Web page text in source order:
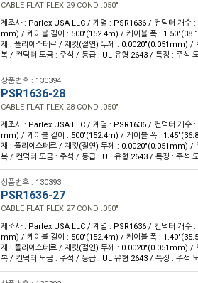
CABLE FLAT FLEX 29 COND .050"
제조사 : Parlex USA LLC / 계열 : PSR1636 / 컨덕터 개수
mm) / 케이블 길이 : 500'(152.4m) / 케이블 폭 :
재 : 폴리에스테르 / 재킷(절연) 두께 : 0.0020"(0.051mm) /
복 / 컨덕터 도금 : 주석 / 등급 : UL 유형 2643 / 특징 : 주석
상품번호 : 130394
PSR1636-28
CABLE FLAT FLEX 28 COND .050"
제조사 : Parlex USA LLC / 계열 : PSR1636 / 컨덕터 개수
mm) / 케이블 길이 : 500'(152.4m) / 케이블 폭 :
재 : 폴리에스테르 / 재킷(절연) 두께 : 0.0020"(0.051mm) /
복 / 컨덕터 도금 : 주석 / 등급 : UL 유형 2643 / 특징 : 주석
상품번호 : 130393
PSR1636-27
CABLE FLAT FLEX 27 COND .050"
제조사 : Parlex USA LLC / 계열 : PSR1636 / 컨덕터 개수
mm) / 케이블 길이 : 500'(152.4m) / 케이블 폭 :
재 : 폴리에스테르 / 재킷(절연) 두께 : 0.0020"(0.051mm) /
복 / 컨덕터 도금 : 주석 / 등급 : UL 유형 2643 / 특징 : 주석